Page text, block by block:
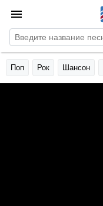
Поп Рок Шансон